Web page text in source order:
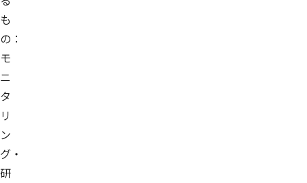
も
の：
モ
ニ
タ
リ
ン
グ・
研